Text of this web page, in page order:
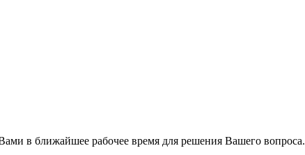
в ближайшее рабочее время для решения Вашего вопроса.